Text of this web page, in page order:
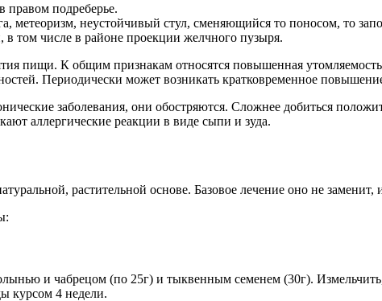
правом подреберье.
метеоризм, неустойчивый стул, сменяющийся то поносом, то
том числе в районе проекции желчного пузыря.
пищи. К общим признакам относятся повышенная
Периодически может возникать кратковременное
заболевания, они обостряются. Сложнее добиться
аллергические реакции в виде сыпи и зуда.
растительной основе. Базовое лечение оно не заменит,
и чабрецом (по 25г) и тыквенным семенем (30г).
курсом 4 недели.